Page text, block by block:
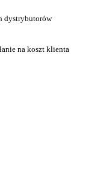
dystrybutorów
na koszt klienta